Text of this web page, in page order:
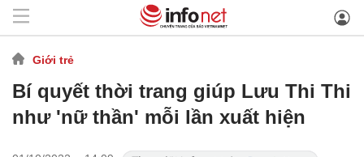
Giới trẻ
Bí quyết thời trang giúp Lưu Thi Thi
như 'nữ thần' mỗi lần xuất hiện